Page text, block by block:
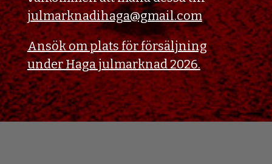
julmarknadihaga@gmail.com
Ansök om plats för försäljning
under Haga julmarknad 2026.